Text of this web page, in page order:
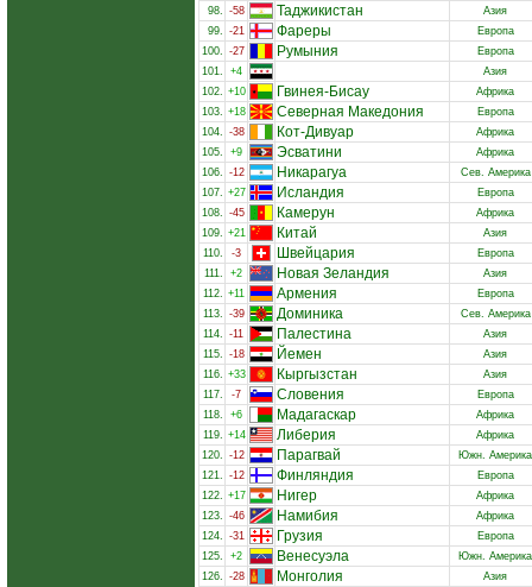
98. -58 Таджикистан
Азия
99. -21 Фареры
Европа
100. -27 Румыния
Европа
101.
+4
Азия
102. +10 Гвинея-Бисау
Африка
103. +18 Северная Македония
Европа
104. -38 Кот-Дивуар
Африка
105.
+9 Эсватини
Африка
106. -12 Никарагуа
Сев. Америка
107. +27 Исландия
Европа
108. -45 Камерун
Африка
109. +21 Китай
Азия
110.
-3 Швейцария
Европа
111.
+2 Новая Зеландия
Азия
112. +11 Армения
Европа
113. -39 Доминика
Сев. Америка
114. -11 Палестина
Азия
115. -18 Йемен
Азия
116. +33 Кыргызстан
Азия
117.
-7 Словения
Европа
118.
+6 Мадагаскар
Африка
119. +14 Либерия
Африка
120. -12 Парагвай
Южн. Америка
121. -12 Финляндия
Европа
122. +17 Нигер
Африка
123. -46 Намибия
Африка
124. -31 Грузия
Европа
125.
+2 Венесуэла
Южн. Америка
126. -28 Монголия
Азия